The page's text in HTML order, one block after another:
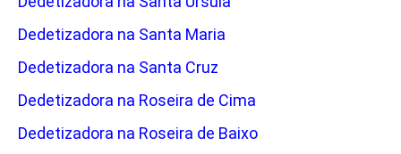
Dedetizadora na Santa Maria
Dedetizadora na Santa Cruz
Dedetizadora na Roseira de Cima
Dedetizadora na Roseira de Baixo